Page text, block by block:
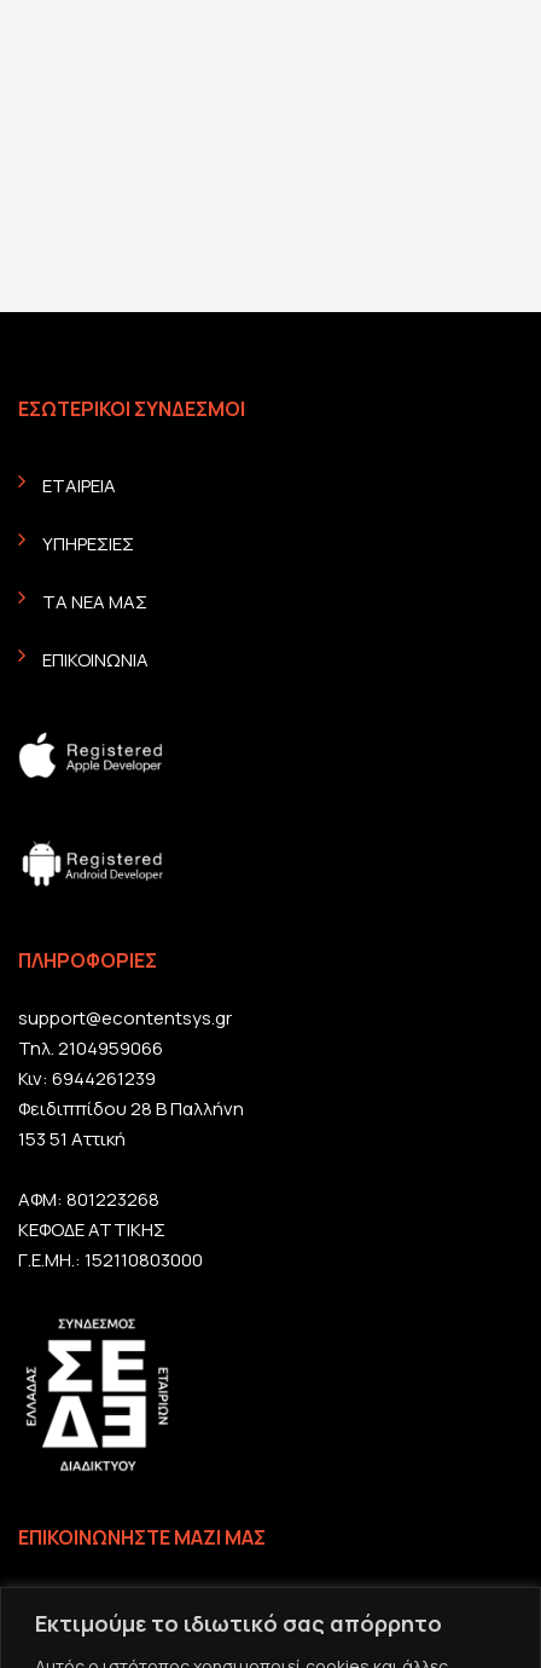
Εκτιμούμε το ιδιωτικό σας απόρρητο
ΕΣΩΤΕΡΙΚΟΙ ΣΥΝΔΕΣΜΟΙ
ΕΤΑΙΡΕΙΑ
ΥΠΗΡΕΣΙΕΣ
ΤΑ ΝΕΑ ΜΑΣ
ΕΠΙΚΟΙΝΩΝΙΑ
ΠΛΗΡΟΦΟΡΙΕΣ
support@econtentsys.gr
Τηλ. 2104959066
Κιν: 6944261239
Φειδιππίδου 28 Β Παλλήνη
153 51 Αττική
ΑΦΜ: 801223268
ΚΕΦΟΔΕ ΑΤΤΙΚΗΣ
Γ.Ε.ΜΗ.: 152110803000
ΕΠΙΚΟΙΝΩΝΗΣΤΕ ΜΑΖΙ ΜΑΣ
Επικοινωνία
Το email σας